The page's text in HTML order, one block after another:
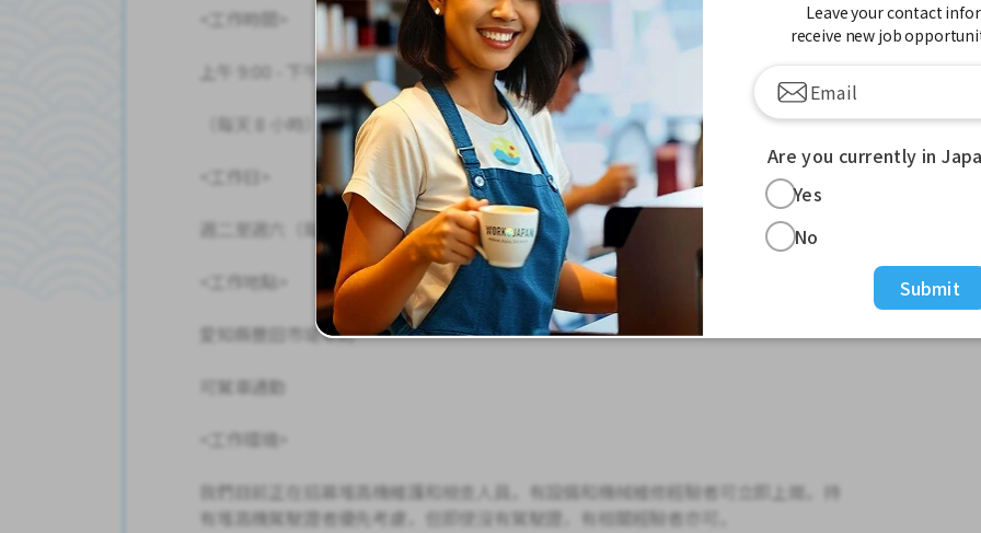
<工作時間>
上午 9:00 - 下午 6:00
（每天 8 小時）
<工作日>
週二至週六（每週休 2 天）
<工作地點>
愛知縣豐田市堤本町
可駕車通勤
<工作環境>
我們目前正在招募堆高機維護和檢查人員。有設備和機械維修經驗者可立即上崗。持
有堆高機駕駛證者優先考慮，但即使沒有駕駛證，有相關經驗者亦可。
Leave your contact
receive new job
Are you currently in
Yes
No
Submit